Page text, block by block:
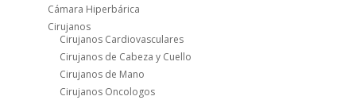
Cámara Hiperbárica
Cirujanos
Cirujanos Cardiovasculares
Cirujanos de Cabeza y Cuello
Cirujanos de Mano
Cirujanos Oncologos